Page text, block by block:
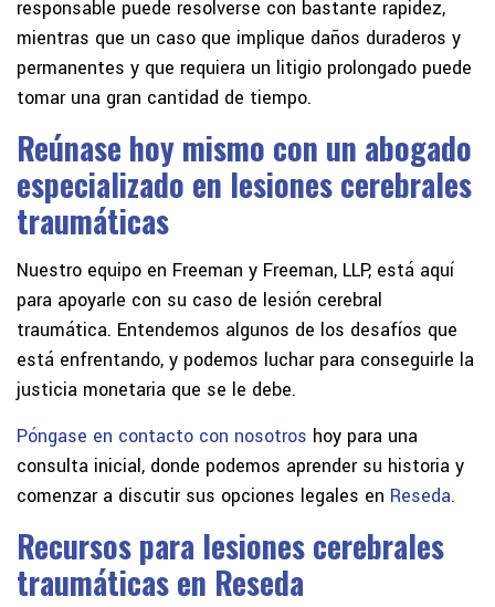
responsable puede resolverse con bastante rapidez,
mientras que un caso que implique daños duraderos y
permanentes y que requiera un litigio prolongado puede
tomar una gran cantidad de tiempo.
Reúnase hoy mismo con un abogado
especializado en lesiones cerebrales
traumáticas
Nuestro equipo en Freeman y Freeman, LLP, está aquí
para apoyarle con su caso de lesión cerebral
traumática. Entendemos algunos de los desafíos que
está enfrentando, y podemos luchar para conseguirle la
justicia monetaria que se le debe.
Póngase en contacto con nosotros hoy para una
consulta inicial, donde podemos aprender su historia y
comenzar a discutir sus opciones legales en Reseda.
Recursos para lesiones cerebrales
traumáticas en Reseda